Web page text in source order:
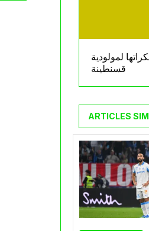
لمولودية
قسنطينة
ARTICLES